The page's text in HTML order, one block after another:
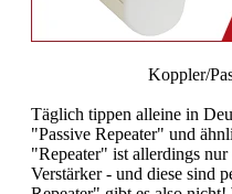
Koppler/
Täglich tippen alleine in
"Passive Repeater" und
"Repeater" ist allerdings
Verstärker - und diese sind